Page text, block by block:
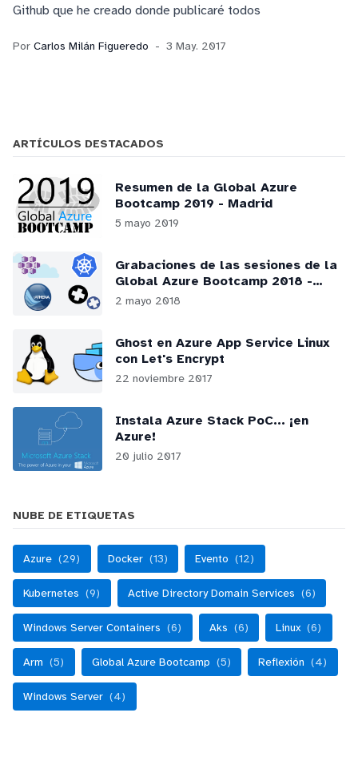
Github que he creado donde publicaré todos
Por Carlos Milán Figueredo 3 May. 2017
ARTÍCULOS DESTACADOS
Resumen de la Global Azure
Bootcamp 2019 - Madrid
5 mayo 2019
Grabaciones de las sesiones de la
Global Azure Bootcamp 2018 -
Madrid
2 mayo 2018
Ghost en Azure App Service Linux
con Let's Encrypt
22 noviembre 2017
Instala Azure Stack PoC... ¡en
Azure!
20 julio 2017
NUBE DE ETIQUETAS
Azure (29) Docker (13) Evento (12)
Kubernetes (9) Active Directory Domain Services (6)
Windows Server Containers (6) Aks (6) Linux (6)
Arm (5) Global Azure Bootcamp (5) Reflexión (4)
Windows Server (4)